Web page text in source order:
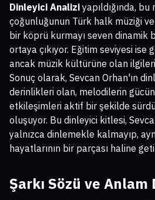
Dinleyici Analizi yapıldığında,
çoğunluğunun Türk halk müziği
bir köprü kurmayı seven
ortaya çıkıyor. Eğitim seviyesi
ancak müzik kültürüne olan
Sonuç olarak, Sevcan Orhan'ın
derinlikleri olan, melodilerin
etkileşimleri aktif bir şekilde
oluşuyor. Bu dinleyici kitlesi,
yalnızca dinlemekle kalmayıp,
hayatlarının bir parçası haline
Şarkı Sözü ve